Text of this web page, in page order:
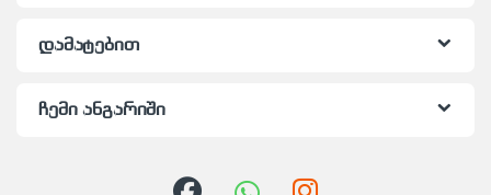
დამატებით
ჩემი ანგარიში